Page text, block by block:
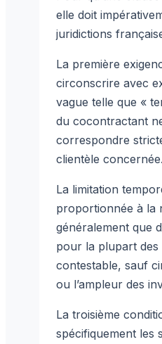
elle doit
juridictions
La première
circonscrire avec
vague telle que «
du cocontractant
correspondre
clientèle concernée.
La limitation
proportionnée à la
généralement que
pour la plupart des
contestable, sauf
ou l’ampleur des
La troisième
spécifiquement les